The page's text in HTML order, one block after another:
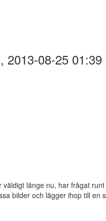
, 2013-08-25 01:39
länge nu, har frågat
bilder och lägger ihop till en